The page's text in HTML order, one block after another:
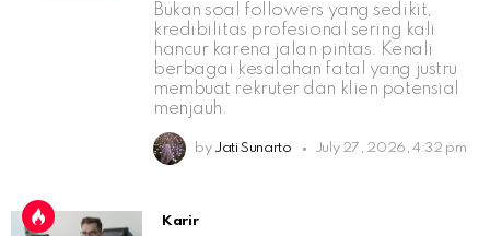
Bukan soal followers yang sedikit,
kredibilitas profesional sering kali
hancur karena jalan pintas. Kenali
berbagai kesalahan fatal yang justru
membuat rekruter dan klien potensial
menjauh.
by Jati Sunarto July 27, 2026, 4:32 pm
Karir